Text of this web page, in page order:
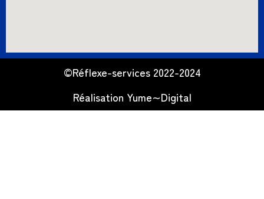
©Réflexe-services 2022-2024
Réalisation Yume∼Digital